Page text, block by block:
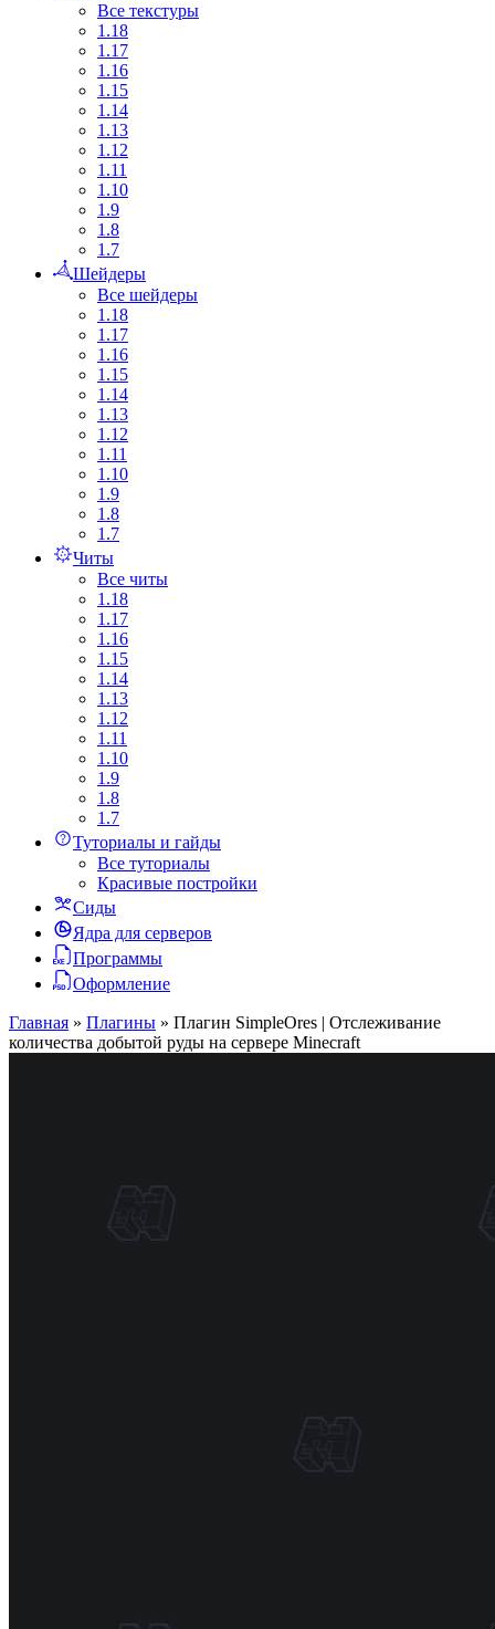
Все текстуры
1.18
1.17
1.16
1.15
1.14
1.13
1.12
1.11
1.10
1.9
1.8
1.7
Шейдеры
Все шейдеры
1.18
1.17
1.16
1.15
1.14
1.13
1.12
1.11
1.10
1.9
1.8
1.7
Читы
Все читы
1.18
1.17
1.16
1.15
1.14
1.13
1.12
1.11
1.10
1.9
1.8
1.7
Туториалы и гайды
Все туториалы
Красивые постройки
Сиды
Ядра для серверов
Программы
Оформление
Главная » Плагины » Плагин SimpleOres | Отслеживание
количества добытой руды на сервере Minecraft